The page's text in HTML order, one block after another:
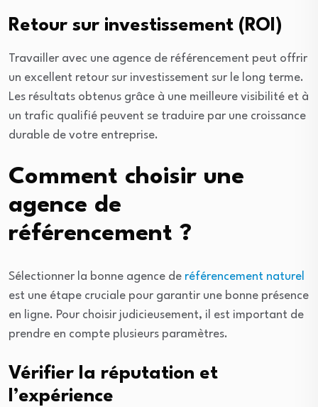
Retour sur investissement (ROI)
Travailler avec une agence de référencement peut offrir
un excellent retour sur investissement sur le long terme.
Les résultats obtenus grâce à une meilleure visibilité et à
un trafic qualifié peuvent se traduire par une croissance
durable de votre entreprise.
Comment choisir une
agence de
référencement ?
Sélectionner la bonne agence de référencement naturel
est une étape cruciale pour garantir une bonne présence
en ligne. Pour choisir judicieusement, il est important de
prendre en compte plusieurs paramètres.
Vérifier la réputation et
l’expérience